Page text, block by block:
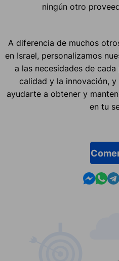
ningún otro
A diferencia de muchos
en Israel, personalizamos
a las necesidades de
calidad y la innovación,
ayudarte a obtener y
en tu
Contact